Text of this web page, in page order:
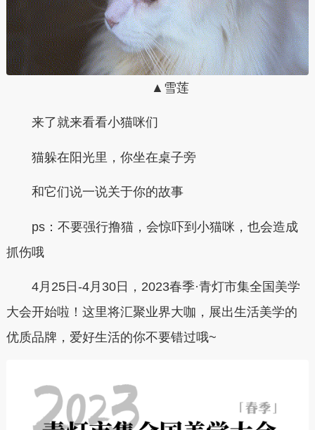
▲雪莲
来了就来看看小猫咪们
猫躲在阳光里，你坐在桌子旁
和它们说一说关于你的故事
ps：不要强行撸猫，会惊吓到小猫咪，也会造成
抓伤哦
4月25日-4月30日 ， 2023春季·青灯市集全国美学
大会开始啦！这里将汇聚业界大咖，展出生活美学的
优质品牌，爱好生活的你不要错过哦~